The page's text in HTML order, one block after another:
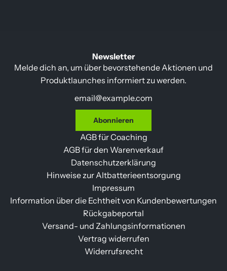
Newsletter
Melde dich an, um über bevorstehende Aktionen und
Produktlaunches informiert zu werden.
Abonnieren
AGB für Coaching
AGB für den Warenverkauf
Datenschutzerklärung
Hinweise zur Altbatterieentsorgung
Impressum
Information über die Echtheit von Kundenbewertungen
Rückgabeportal
Versand- und Zahlungsinformationen
Vertrag widerrufen
Widerrufsrecht